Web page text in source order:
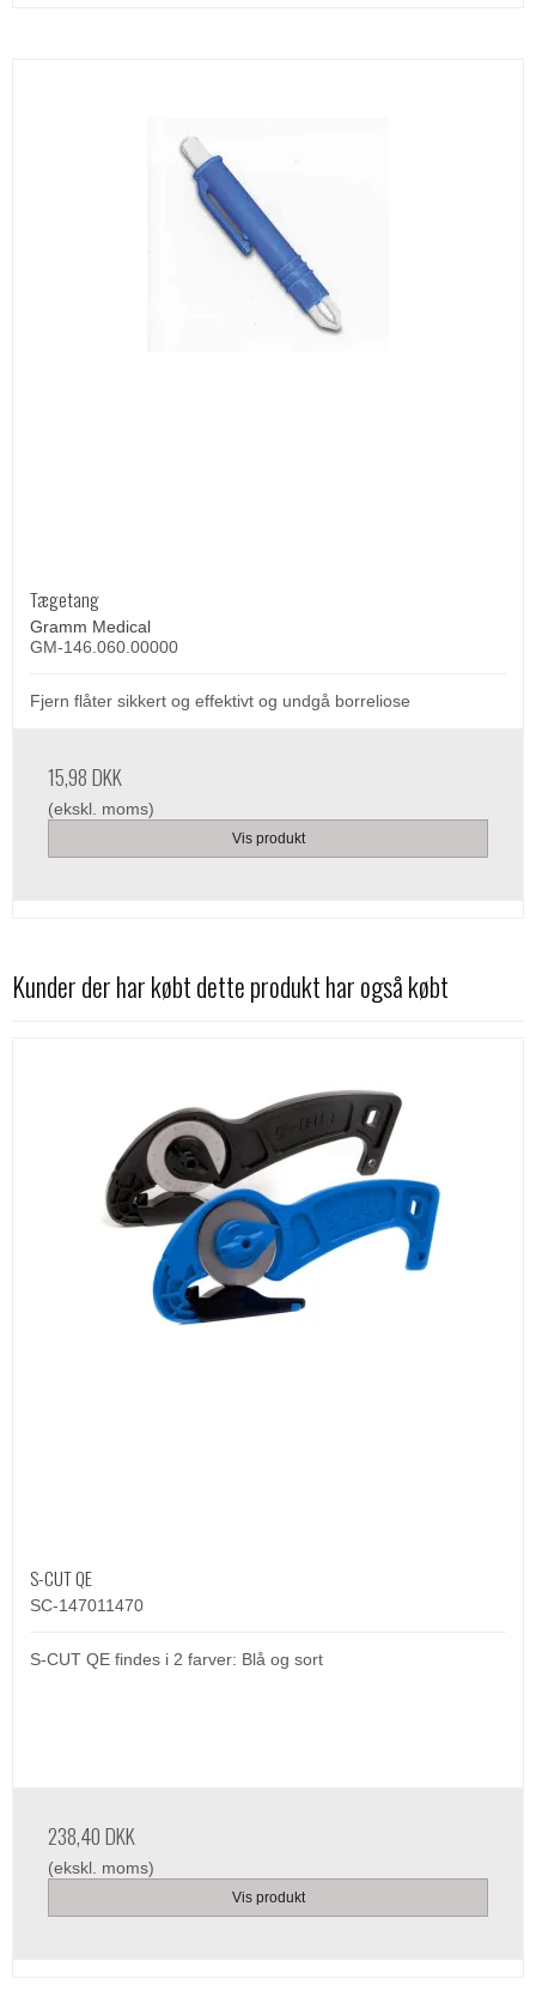
Tægetang
Gramm Medical
GM-146.060.00000
Fjern flåter sikkert og effektivt og undgå borreliose
15,98 DKK
(ekskl. moms)
Vis produkt
Kunder der har købt dette produkt har også købt
S-CUT QE
SC-147011470
S-CUT QE findes i 2 farver: Blå og sort
238,40 DKK
(ekskl. moms)
Vis produkt